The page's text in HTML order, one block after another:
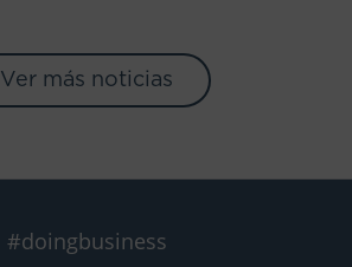
Ver más noticias
#doingbusiness